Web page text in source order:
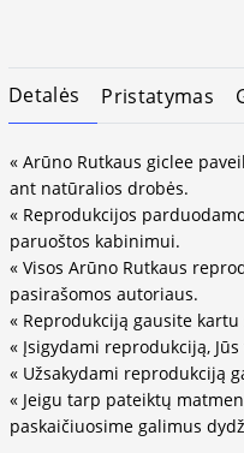
Detalės Pristatymas
« Arūno Rutkaus giclee
ant natūralios drobės.
« Reprodukcijos
paruoštos kabinimui.
« Visos Arūno Rutkaus
pasirašomos autoriaus.
« Reprodukciją gausite
« Įsigydami reprodukciją,
« Užsakydami reprodukciją
« Jeigu tarp pateiktų
paskaičiuosime galimus